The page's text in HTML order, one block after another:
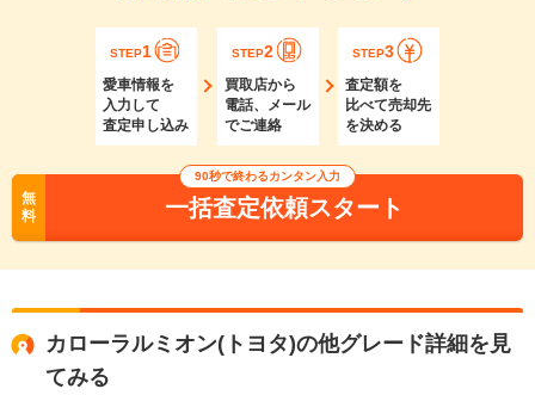
STEP1
愛車情報を
入力して
査定申し込み
STEP2
買取店から
電話、メール
でご連絡
STEP3
査定額を
比べて売却先
を決める
無
料
90秒で終わるカンタン入力
一括査定依頼スタート
カローラルミオン(トヨタ)の他グレード詳細を見
てみる